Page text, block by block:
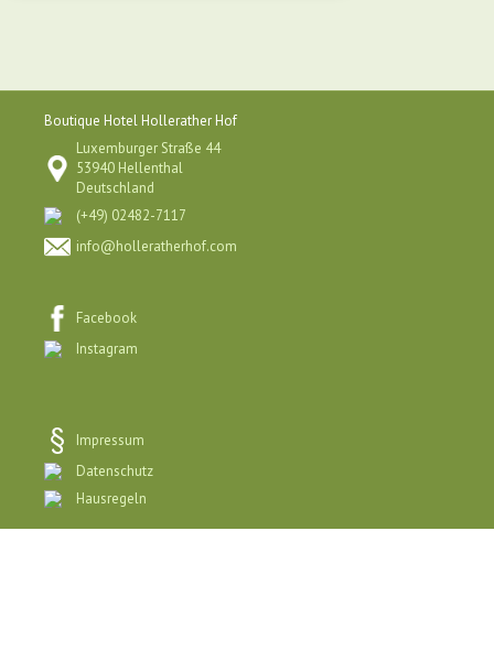
Boutique Hotel Hollerather Hof
Luxemburger Straße 44
53940 Hellenthal
Deutschland
(+49) 02482-7117
info@holleratherhof.com
Facebook
Instagram
Impressum
Datenschutz
Hausregeln